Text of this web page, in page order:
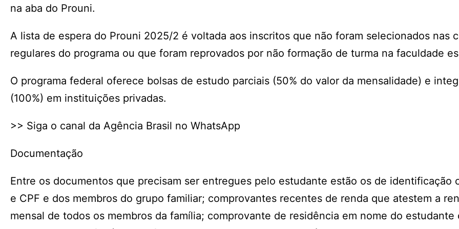
na aba do Prouni.
A lista de espera do Prouni 2025/2 é voltada aos inscritos que não foram selecionados nas
regulares do programa ou que foram reprovados por não formação de turma na faculdade
O programa federal oferece bolsas de estudo parciais (50% do valor da mensalidade) e
(100%) em instituições privadas.
>> Siga o canal da Agência Brasil no WhatsApp
Documentação
Entre os documentos que precisam ser entregues pelo estudante estão os de identificação
e CPF e dos membros do grupo familiar; comprovantes recentes de renda que atestem a
mensal de todos os membros da família; comprovante de residência em nome do estudante